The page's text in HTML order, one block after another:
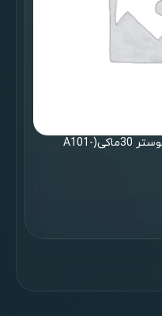
مجموعه پوسته وسط بوستر 30ماکی(A101-